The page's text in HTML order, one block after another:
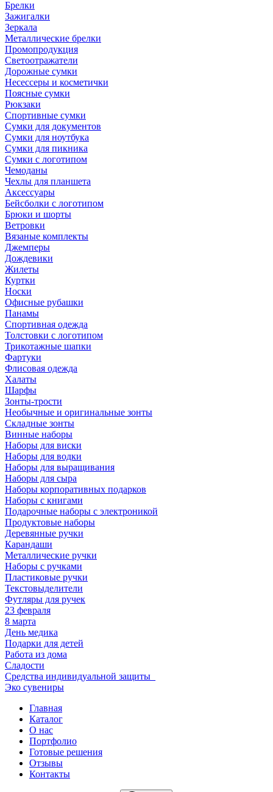
Брелки
Зажигалки
Зеркала
Металлические брелки
Промопродукция
Светоотражатели
Дорожные сумки
Несессеры и косметички
Поясные сумки
Рюкзаки
Спортивные сумки
Сумки для документов
Сумки для ноутбука
Сумки для пикника
Сумки с логотипом
Чемоданы
Чехлы для планшета
Аксессуары
Бейсболки с логотипом
Брюки и шорты
Ветровки
Вязаные комплекты
Джемперы
Дождевики
Жилеты
Куртки
Носки
Офисные рубашки
Панамы
Спортивная одежда
Толстовки с логотипом
Трикотажные шапки
Фартуки
Флисовая одежда
Халаты
Шарфы
Зонты-трости
Необычные и оригинальные зонты
Складные зонты
Винные наборы
Наборы для виски
Наборы для водки
Наборы для выращивания
Наборы для сыра
Наборы корпоративных подарков
Наборы с книгами
Подарочные наборы с электроникой
Продуктовые наборы
Деревянные ручки
Карандаши
Металлические ручки
Наборы с ручками
Пластиковые ручки
Текстовыделители
Футляры для ручек
23 февраля
8 марта
День медика
Подарки для детей
Работа из дома
Сладости
Средства индивидуальной защиты_
Эко сувениры
Главная
Каталог
О нас
Портфолио
Готовые решения
Отзывы
Контакты